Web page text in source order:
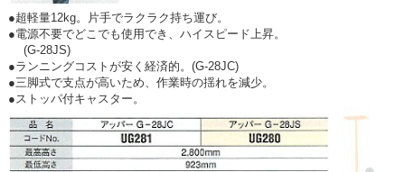
●超軽量12kg。片手でラクラク持ち運び。
●電源不要でどこでも使用でき、ハイスピード上昇。
(G-28JS)
●ランニングコストが安く経済的。(G-28JC)
●三脚式で支点が高いため、作業時の揺れを減少。
●ストッパ付キャスター。